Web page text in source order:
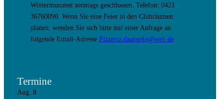
Wintermonaten sonntags geschlossen. Telefon: 0421
36760090. Wenn Sie eine Feier in den Clubräumen
planen, wenden Sie sich bitte mit einer Anfrage an
folgende Email-Adresse Pizzeria.daangelo@web.de
Termine
Aug. 8